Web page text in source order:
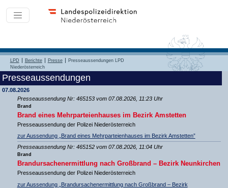
LPD Berichte Presse
Presseaussendungen LPD
Niederösterreich
Presseaussendungen
07.08.2026
Presseaussendung Nr: 465153 vom 07.08.2026, 11:23 Uhr
Brand
Brand eines Mehrparteienhauses im Bezirk Amstetten
Presseaussendung der Polizei Niederösterreich
zur Aussendung „Brand eines Mehrparteienhauses im Bezirk Amstetten”
Presseaussendung Nr: 465152 vom 07.08.2026, 11:04 Uhr
Brand
Brandursachenermittlung nach Großbrand – Bezirk Neunkirchen
Presseaussendung der Polizei Niederösterreich
zur Aussendung „Brandursachenermittlung nach Großbrand – Bezirk